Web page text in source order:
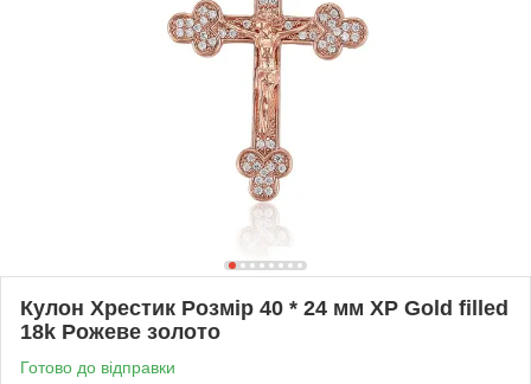
Кулон Хрестик Розмір 40 * 24 мм ХР Gold filled
18k Рожеве золото
Готово до відправки